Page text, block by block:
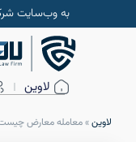
به وب‌سایت
لاوین
لاوین»معامله معارض